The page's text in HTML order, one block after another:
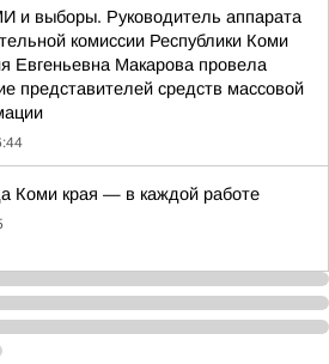
и выборы. Руководитель аппарата
комиссии Республики Коми
Евгеньевна Макарова провела
представителей средств массовой
Коми края — в каждой работе